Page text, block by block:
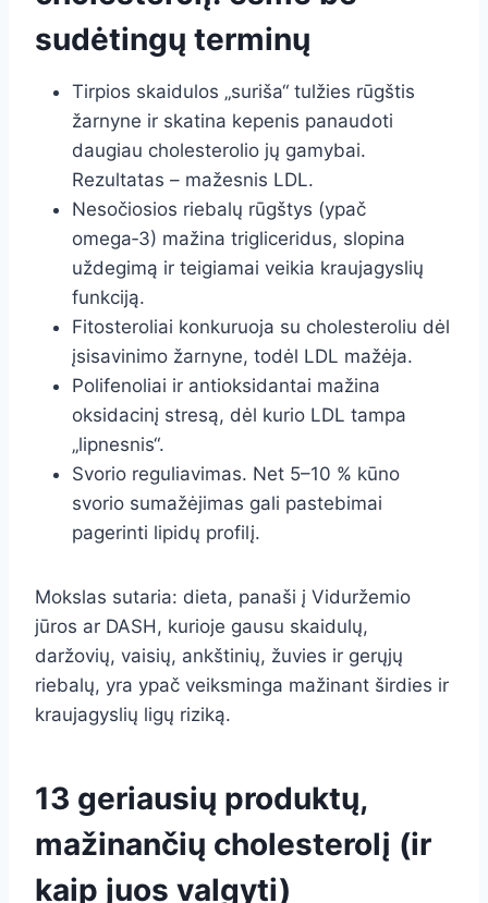
sudėtingų terminų
Tirpios skaidulos „suriša“ tulžies rūgštis
žarnyne ir skatina kepenis panaudoti
daugiau cholesterolio jų gamybai.
Rezultatas – mažesnis LDL.
Nesočiosios riebalų rūgštys (ypač
omega‑3) mažina trigliceridus, slopina
uždegimą ir teigiamai veikia kraujagyslių
funkciją.
Fitosteroliai konkuruoja su cholesteroliu dėl
įsisavinimo žarnyne, todėl LDL mažėja.
Polifenoliai ir antioksidantai mažina
oksidacinį stresą, dėl kurio LDL tampa
„lipnesnis“.
Svorio reguliavimas. Net 5–10 % kūno
svorio sumažėjimas gali pastebimai
pagerinti lipidų profilį.
Mokslas sutaria: dieta, panaši į Viduržemio
jūros ar DASH, kurioje gausu skaidulų,
daržovių, vaisių, ankštinių, žuvies ir gerųjų
riebalų, yra ypač veiksminga mažinant širdies ir
kraujagyslių ligų riziką.
13 geriausių produktų,
mažinančių cholesterolį (ir
kaip juos valgyti)